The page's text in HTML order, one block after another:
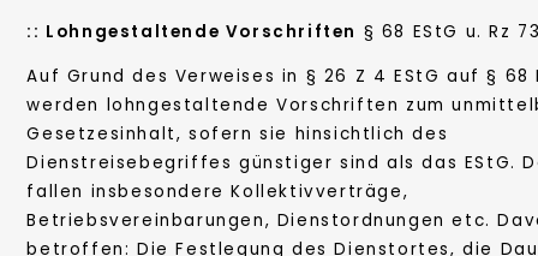
:: Lohngestaltende Vorschriften § 68 EStG u. Rz
Auf Grund des Verweises in § 26 Z 4 EStG auf § 68
werden lohngestaltende Vorschriften zum
Gesetzesinhalt, sofern sie hinsichtlich des
Dienstreisebegriffes günstiger sind als das EStG.
fallen insbesondere Kollektivverträge,
Betriebsvereinbarungen, Dienstordnungen etc.
betroffen: Die Festlegung des Dienstortes, die